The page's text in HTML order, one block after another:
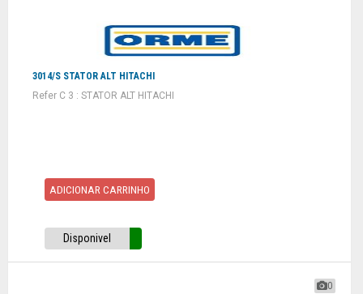
3014/S STATOR ALT HITACHI
Refer C 3 : STATOR ALT HITACHI
ADICIONAR CARRINHO
Disponivel
0